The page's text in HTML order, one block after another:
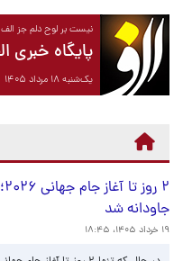
نیست بر لوح دلم جز الف
پایگاه خبری
یک‌شنبه ۱۸ مرداد ۱۴۰۵ برابر با ۰۹ آگوست ۲۰۲۶
جاودانه شد
۱۹ خرداد ۱۴۰۵، ۱۸:۴۵